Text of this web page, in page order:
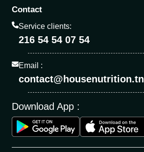
Contact
Service clients:
216 54 54 07 54
Email :
contact@housenutrition.tn
Download App :